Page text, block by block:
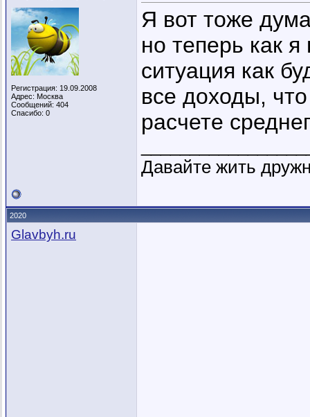
Регистрация: 19.09.2008
Адрес: Москва
Сообщений: 404
Спасибо: 0
Я вот тоже
но теперь как
ситуация как
все доходы,
расчете
Давайте жить
2020
Glavbyh.ru